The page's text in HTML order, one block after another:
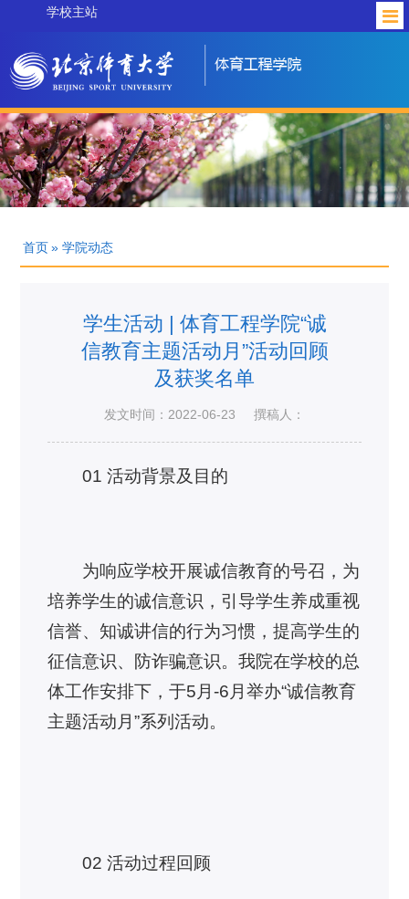
学校主站
首页 » 学院动态
学生活动 | 体育工程学院“诚
信教育主题活动月”活动回顾
及获奖名单
发文时间：2022-06-23 撰稿人：
01 活动背景及目的
为响应学校开展诚信教育的号召，为
培养学生的诚信意识，引导学生养成重视
信誉、知诚讲信的行为习惯，提高学生的
征信意识、防诈骗意识。我院在学校的总
体工作安排下，于5月-6月举办“诚信教育
主题活动月”系列活动。
02 活动过程回顾